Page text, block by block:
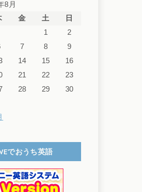
8月
金 土
日
1
2
7 8
9
14 15
16
21 22
23
28 29
30
でおうち英語